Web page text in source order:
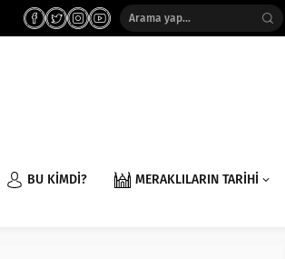
BU KİMDİ? MERAKLILARIN TARİHİ